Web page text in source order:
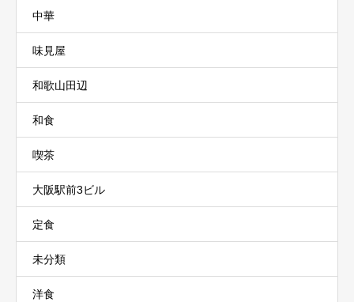
中華
味見屋
和歌山田辺
和食
喫茶
大阪駅前3ビル
定食
未分類
洋食